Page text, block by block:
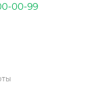
00-99